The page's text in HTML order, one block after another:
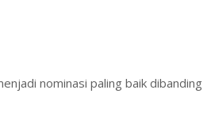
nominasi paling baik dibanding